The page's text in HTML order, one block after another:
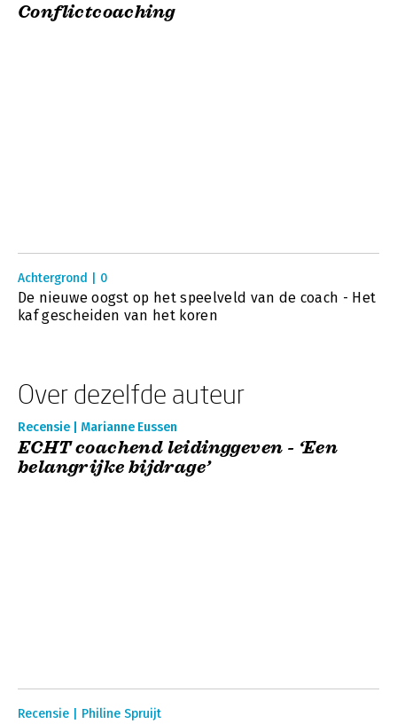
Conflictcoaching
Achtergrond | 0
De nieuwe oogst op het speelveld van de coach - Het
kaf gescheiden van het koren
Over dezelfde auteur
Recensie | Marianne Eussen
ECHT coachend leidinggeven - ‘Een
belangrijke bijdrage’
Recensie | Philine Spruijt